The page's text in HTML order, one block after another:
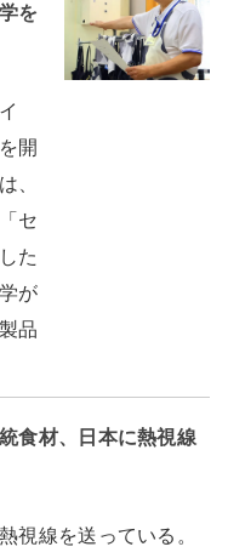
を
開
、
セ
た
が
品
食材、日本に熱視線
視線を送っている。